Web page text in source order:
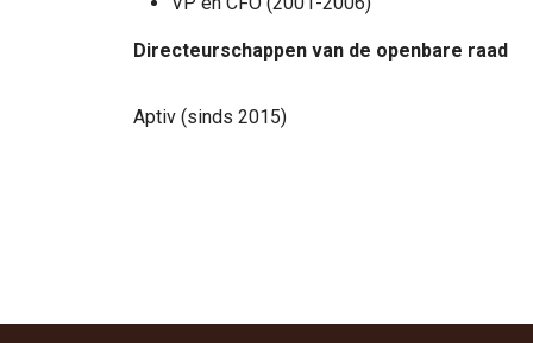
Directeurschappen van de openbare raad
Aptiv (sinds 2015)